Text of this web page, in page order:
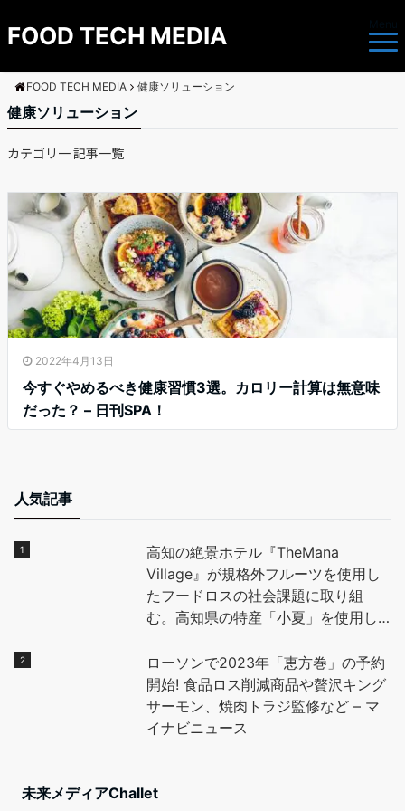
FOOD TECH MEDIA
FOOD TECH MEDIA 健康ソリューション
健康ソリューション
カテゴリ一 記事一覧
2022年4月13日
今すぐやめるべき健康習慣3選。カロリー計算は無意味
だった？ – 日刊SPA！
人気記事
高知の絶景ホテル『TheMana
Village』が規格外フルーツを使用し
たフードロスの社会課題に取り組
む。高知県の特産「小夏」を使用し
全国に魅力を発信。 – PR TIMES
ローソンで2023年「恵方巻」の予約
開始! 食品ロス削減商品や贅沢キング
サーモン、焼肉トラジ監修など – マ
イナビニュース
未来メディアChallet